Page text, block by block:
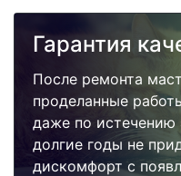
Гарантия
После ремонта
проделанные
даже по истечению
долгие годы не
дискомфорт с